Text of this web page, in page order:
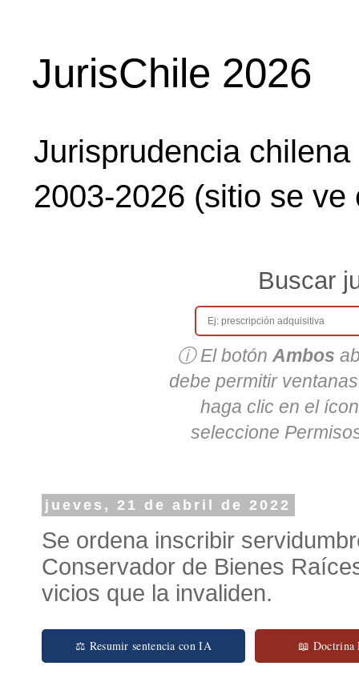
JurisChile 2026
Jurisprudencia
2003-2026 (sitio se
Buscar
ⓘ El botón Ambos
debe permitir
haga clic en el
seleccione
jueves, 21 de abril de 2022
Se ordena inscribir
Conservador de Bienes
vicios que la invaliden.
⚖ Resumir sentencia con IA 📖 Doctrina